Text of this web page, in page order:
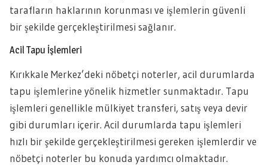
tarafların haklarının korunması ve işlemlerin güvenli
bir şekilde gerçekleştirilmesi sağlanır.
Acil Tapu İşlemleri
Kırıkkale Merkez’deki nöbetçi noterler, acil durumlarda
tapu işlemlerine yönelik hizmetler sunmaktadır. Tapu
işlemleri genellikle mülkiyet transferi, satış veya devir
gibi durumları içerir. Acil durumlarda tapu işlemleri
hızlı bir şekilde gerçekleştirilmesi gereken işlemlerdir ve
nöbetçi noterler bu konuda yardımcı olmaktadır.